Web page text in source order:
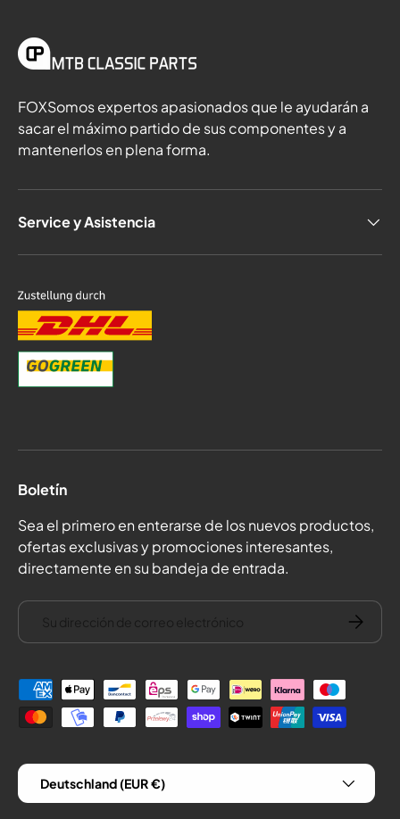
FOXSomos expertos apasionados que le ayudarán a
sacar el máximo partido de sus componentes y a
mantenerlos en plena forma.
Service y Asistencia
Boletín
Sea el primero en enterarse de los nuevos productos,
ofertas exclusivas y promociones interesantes,
directamente en su bandeja de entrada.
correo electrónico
Formas de pago
País/Región
Deutschland (EUR €)